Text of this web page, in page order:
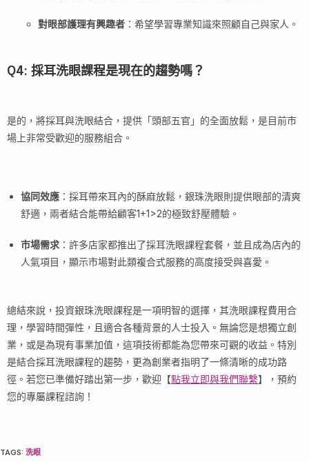
對眼部護理有興趣者 ：希望學習專業知識來照顧自己與家人。
Q4: 採耳洗眼課程是現在的趨勢嗎？
是的，將採耳與洗眼結合，提供「頭部五官」的全面放鬆，是目前市
場上非常受歡迎的服務組合。
協同效應 ：採耳帶來耳內的酥麻放鬆，銀珠洗眼則提供眼部的清爽
舒適，兩者結合能帶給顧客1+1>2的極致舒壓體驗。
市場需求 ：許多店家都推出了採耳洗眼課程套餐，並且成為店內的
人氣項目，顯示市場對此類複合式服務的高度接受與喜愛。
總結來說，投資銀珠洗眼課程是一項明智的選擇，其洗眼課程費用合
理，學習時間彈性，且適合各種背景的人士投入。無論您是想獨立創
業，或是為現有事業加值，這項技術都能為您帶來可觀的收益。特別
是結合採耳洗眼課程的趨勢，更為創業者指明了一條清晰的成功路
徑。若您已準備好踏出第一步，歡迎【點我立即與我們聯繫】，預約
您的專屬課程諮詢！
TAGS: 洗眼